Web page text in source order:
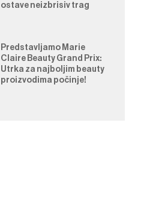
ostave neizbrisiv trag
Predstavljamo Marie
Claire Beauty Grand Prix:
Utrka za najboljim beauty
proizvodima počinje!